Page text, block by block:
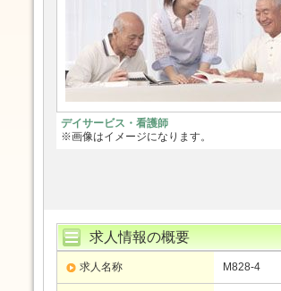
デイサービス・看護師
※画像はイメージになります。
求人情報の概要
求人名称 M828-4